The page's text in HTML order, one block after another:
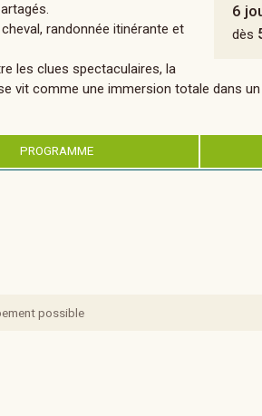
6
dès
randonnée itinérante et
les clues spectaculaires, la
vit comme une immersion totale dans
PROGRAMME
possible